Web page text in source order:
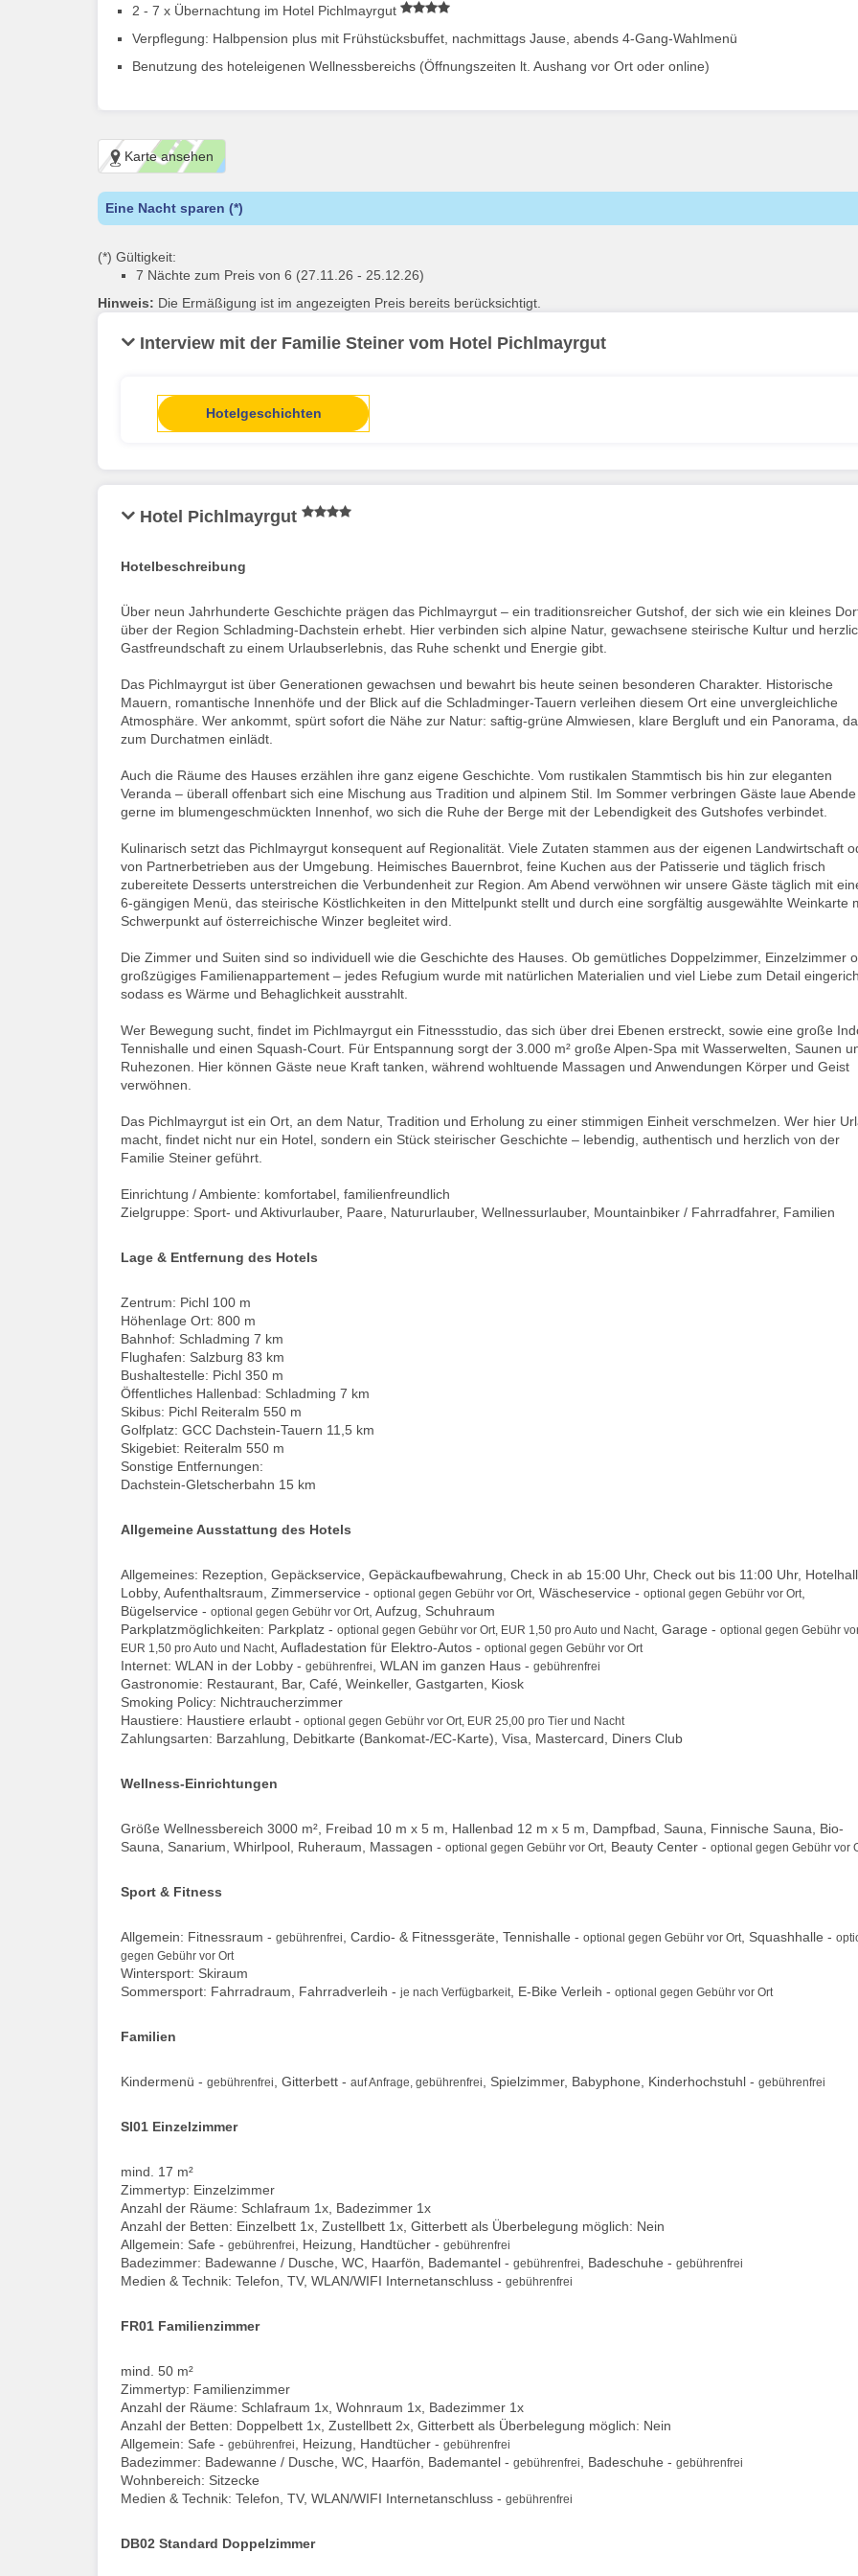
2 - 7 x Übernachtung im Hotel Pichlmayrgut
Verpflegung: Halbpension plus mit Frühstücksbuffet, nachmittags Jause, abends 4-Gang-Wahlmenü
Benutzung des hoteleigenen Wellnessbereichs (Öffnungszeiten lt. Aushang vor Ort oder online)
Karte ansehen
Eine Nacht sparen (*)
(*) Gültigkeit:
7 Nächte zum Preis von 6 (27.11.26 - 25.12.26)
Hinweis: Die Ermäßigung ist im angezeigten Preis bereits berücksichtigt.
Interview mit der Familie Steiner vom Hotel Pichlmayrgut
Hotelgeschichten
Hotel Pichlmayrgut
Hotelbeschreibung
Über neun Jahrhunderte Geschichte prägen das Pichlmayrgut – ein traditionsreicher Gutshof, der sich wie ein kleines
über der Region Schladming-Dachstein erhebt. Hier verbinden sich alpine Natur, gewachsene steirische Kultur und
Gastfreundschaft zu einem Urlaubserlebnis, das Ruhe schenkt und Energie gibt.
Das Pichlmayrgut ist über Generationen gewachsen und bewahrt bis heute seinen besonderen Charakter. Historische
Mauern, romantische Innenhöfe und der Blick auf die Schladminger-Tauern verleihen diesem Ort eine unvergleichliche
Atmosphäre. Wer ankommt, spürt sofort die Nähe zur Natur: saftig-grüne Almwiesen, klare Bergluft und ein Panorama,
zum Durchatmen einlädt.
Auch die Räume des Hauses erzählen ihre ganz eigene Geschichte. Vom rustikalen Stammtisch bis hin zur eleganten
Veranda – überall offenbart sich eine Mischung aus Tradition und alpinem Stil. Im Sommer verbringen Gäste laue Abende
gerne im blumengeschmückten Innenhof, wo sich die Ruhe der Berge mit der Lebendigkeit des Gutshofes verbindet.
Kulinarisch setzt das Pichlmayrgut konsequent auf Regionalität. Viele Zutaten stammen aus der eigenen Landwirtschaft
von Partnerbetrieben aus der Umgebung. Heimisches Bauernbrot, feine Kuchen aus der Patisserie und täglich frisch
zubereitete Desserts unterstreichen die Verbundenheit zur Region. Am Abend verwöhnen wir unsere Gäste täglich mit
6-gängigen Menü, das steirische Köstlichkeiten in den Mittelpunkt stellt und durch eine sorgfältig ausgewählte Weinkarte
Schwerpunkt auf österreichische Winzer begleitet wird.
Die Zimmer und Suiten sind so individuell wie die Geschichte des Hauses. Ob gemütliches Doppelzimmer, Einzelzimmer
großzügiges Familienappartement – jedes Refugium wurde mit natürlichen Materialien und viel Liebe zum Detail
sodass es Wärme und Behaglichkeit ausstrahlt.
Wer Bewegung sucht, findet im Pichlmayrgut ein Fitnessstudio, das sich über drei Ebenen erstreckt, sowie eine große
Tennishalle und einen Squash-Court. Für Entspannung sorgt der 3.000 m² große Alpen-Spa mit Wasserwelten, Saunen
Ruhezonen. Hier können Gäste neue Kraft tanken, während wohltuende Massagen und Anwendungen Körper und Geist
verwöhnen.
Das Pichlmayrgut ist ein Ort, an dem Natur, Tradition und Erholung zu einer stimmigen Einheit verschmelzen. Wer hier
macht, findet nicht nur ein Hotel, sondern ein Stück steirischer Geschichte – lebendig, authentisch und herzlich von der
Familie Steiner geführt.
Einrichtung / Ambiente: komfortabel, familienfreundlich
Zielgruppe: Sport- und Aktivurlauber, Paare, Natururlauber, Wellnessurlauber, Mountainbiker / Fahrradfahrer, Familien
Lage & Entfernung des Hotels
Zentrum: Pichl 100 m
Höhenlage Ort: 800 m
Bahnhof: Schladming 7 km
Flughafen: Salzburg 83 km
Bushaltestelle: Pichl 350 m
Öffentliches Hallenbad: Schladming 7 km
Skibus: Pichl Reiteralm 550 m
Golfplatz: GCC Dachstein-Tauern 11,5 km
Skigebiet: Reiteralm 550 m
Sonstige Entfernungen:
Dachstein-Gletscherbahn 15 km
Allgemeine Ausstattung des Hotels
Allgemeines: Rezeption, Gepäckservice, Gepäckaufbewahrung, Check in ab 15:00 Uhr, Check out bis 11:00 Uhr,
Lobby, Aufenthaltsraum, Zimmerservice - optional gegen Gebühr vor Ort , Wäscheservice - optional gegen Gebühr vor Ort
Bügelservice - optional gegen Gebühr vor Ort , Aufzug, Schuhraum
Parkplatzmöglichkeiten: Parkplatz - optional gegen Gebühr vor Ort, EUR 1,50 pro Auto und Nacht , Garage - optional gegen Gebühr
EUR 1,50 pro Auto und Nacht , Aufladestation für Elektro-Autos - optional gegen Gebühr vor Ort
Internet: WLAN in der Lobby - gebührenfrei , WLAN im ganzen Haus - gebührenfrei
Gastronomie: Restaurant, Bar, Café, Weinkeller, Gastgarten, Kiosk
Smoking Policy: Nichtraucherzimmer
Haustiere: Haustiere erlaubt - optional gegen Gebühr vor Ort, EUR 25,00 pro Tier und Nacht
Zahlungsarten: Barzahlung, Debitkarte (Bankomat-/EC-Karte), Visa, Mastercard, Diners Club
Wellness-Einrichtungen
Größe Wellnessbereich 3000 m², Freibad 10 m x 5 m, Hallenbad 12 m x 5 m, Dampfbad, Sauna, Finnische Sauna, Bio-
Sauna, Sanarium, Whirlpool, Ruheraum, Massagen - optional gegen Gebühr vor Ort , Beauty Center - optional gegen Gebühr vor
Sport & Fitness
Allgemein: Fitnessraum - gebührenfrei , Cardio- & Fitnessgeräte, Tennishalle - optional gegen Gebühr vor Ort , Squashhalle -
gegen Gebühr vor Ort
Wintersport: Skiraum
Sommersport: Fahrradraum, Fahrradverleih - je nach Verfügbarkeit , E-Bike Verleih - optional gegen Gebühr vor Ort
Familien
Kindermenü - gebührenfrei , Gitterbett - auf Anfrage, gebührenfrei , Spielzimmer, Babyphone, Kinderhochstuhl - gebührenfrei
SI01 Einzelzimmer
mind. 17 m²
Zimmertyp: Einzelzimmer
Anzahl der Räume: Schlafraum 1x, Badezimmer 1x
Anzahl der Betten: Einzelbett 1x, Zustellbett 1x, Gitterbett als Überbelegung möglich: Nein
Allgemein: Safe - gebührenfrei , Heizung, Handtücher - gebührenfrei
Badezimmer: Badewanne / Dusche, WC, Haarfön, Bademantel - gebührenfrei , Badeschuhe - gebührenfrei
Medien & Technik: Telefon, TV, WLAN/WIFI Internetanschluss - gebührenfrei
FR01 Familienzimmer
mind. 50 m²
Zimmertyp: Familienzimmer
Anzahl der Räume: Schlafraum 1x, Wohnraum 1x, Badezimmer 1x
Anzahl der Betten: Doppelbett 1x, Zustellbett 2x, Gitterbett als Überbelegung möglich: Nein
Allgemein: Safe - gebührenfrei , Heizung, Handtücher - gebührenfrei
Badezimmer: Badewanne / Dusche, WC, Haarfön, Bademantel - gebührenfrei , Badeschuhe - gebührenfrei
Wohnbereich: Sitzecke
Medien & Technik: Telefon, TV, WLAN/WIFI Internetanschluss - gebührenfrei
DB02 Standard Doppelzimmer